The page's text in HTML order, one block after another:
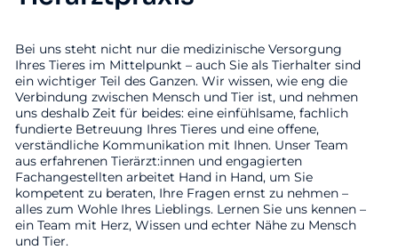
Bei uns steht nicht nur die medizinische Versorgung
Ihres Tieres im Mittelpunkt – auch Sie als Tierhalter sind
ein wichtiger Teil des Ganzen. Wir wissen, wie eng die
Verbindung zwischen Mensch und Tier ist, und nehmen
uns deshalb Zeit für beides: eine einfühlsame, fachlich
fundierte Betreuung Ihres Tieres und eine offene,
verständliche Kommunikation mit Ihnen. Unser Team
aus erfahrenen Tierärzt:innen und engagierten
Fachangestellten arbeitet Hand in Hand, um Sie
kompetent zu beraten, Ihre Fragen ernst zu nehmen –
alles zum Wohle Ihres Lieblings. Lernen Sie uns kennen –
ein Team mit Herz, Wissen und echter Nähe zu Mensch
und Tier.